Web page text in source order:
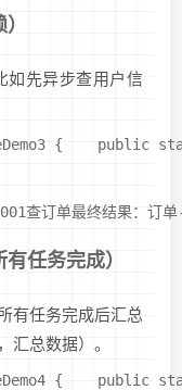
如先异步查用户信
{    public
查订单最终结果：订
任务完成）
有任务完成后汇总
汇总数据）。
{    public